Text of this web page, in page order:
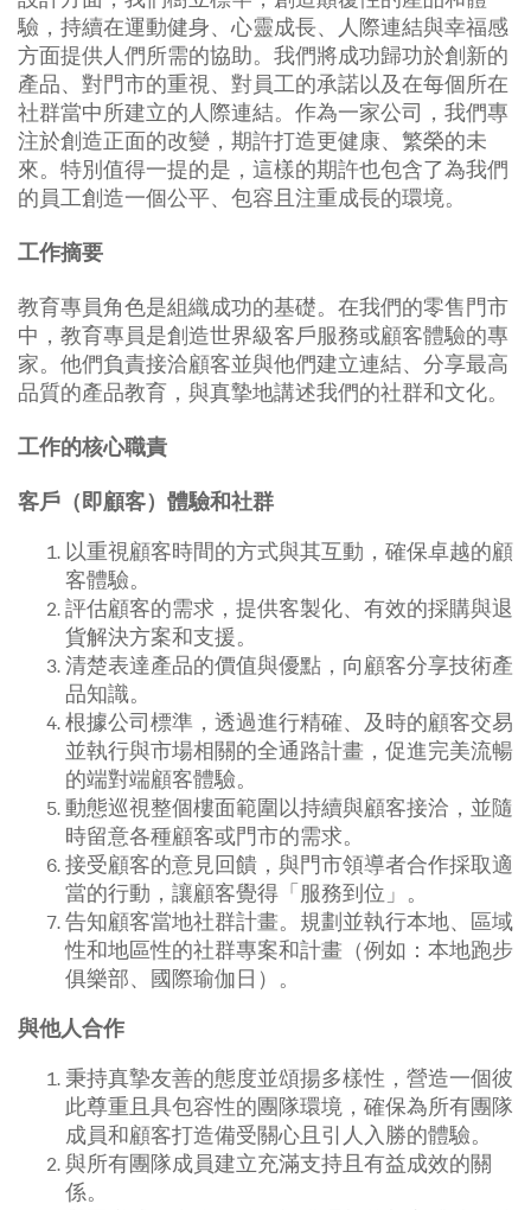
驗，持續在運動健身、心靈成長、人際連結與幸福感
方面提供人們所需的協助。我們將成功歸功於創新的
產品、對門市的重視、對員工的承諾以及在每個所在
社群當中所建立的人際連結。作為一家公司，我們專
注於創造正面的改變，期許打造更健康、繁榮的未
來。特別值得一提的是，這樣的期許也包含了為我們
的員工創造一個公平、包容且注重成長的環境。
工作摘要
教育專員角色是組織成功的基礎。在我們的零售門市
中，教育專員是創造世界級客戶服務或顧客體驗的專
家。他們負責接洽顧客並與他們建立連結、分享最高
品質的產品教育，與真摯地講述我們的社群和文化。
工作的核心職責
客戶（即顧客）體驗和社群
以重視顧客時間的方式與其互動，確保卓越的顧
客體驗。
評估顧客的需求，提供客製化、有效的採購與退
貨解決方案和支援。
清楚表達產品的價值與優點，向顧客分享技術產
品知識。
根據公司標準，透過進行精確、及時的顧客交易
並執行與市場相關的全通路計畫，促進完美流暢
的端對端顧客體驗。
動態巡視整個樓面範圍以持續與顧客接洽，並隨
時留意各種顧客或門市的需求。
接受顧客的意見回饋，與門市領導者合作採取適
當的行動，讓顧客覺得「服務到位」。
告知顧客當地社群計畫。規劃並執行本地、區域
性和地區性的社群專案和計畫（例如：本地跑步
俱樂部、國際瑜伽日）。
與他人合作
秉持真摯友善的態度並頌揚多樣性，營造一個彼
此尊重且具包容性的團隊環境，確保為所有團隊
成員和顧客打造備受關心且引人入勝的體驗。
與所有團隊成員建立充滿支持且有益成效的關
係。